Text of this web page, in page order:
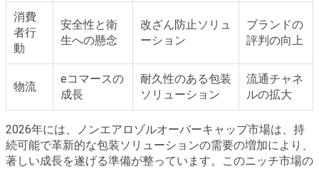
消費
者行
動
安全性と衛
生への懸念
改ざん防止ソリュ
ーション
ブランドの
評判の向上
物流
eコマースの
成長
耐久性のある包装
ソリューション
流通チャネ
ルの拡大
2026年には、ノンエアロゾルオーバーキャップ市場は、持
続可能で革新的な包装ソリューションの需要の増加により、
著しい成長を遂げる準備が整っています。このニッチ市場の